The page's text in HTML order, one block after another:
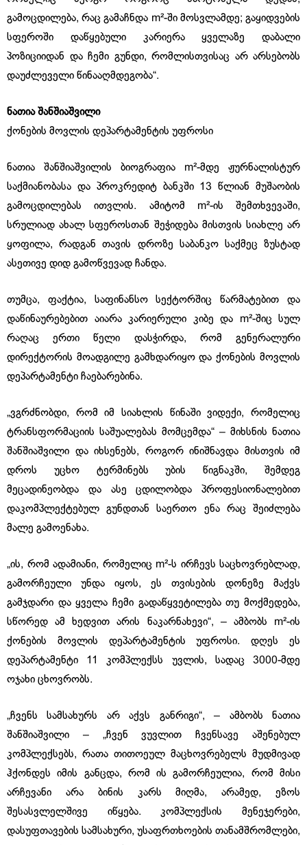
გამოცდილება, რაც გამაჩნდა m²-ში მოსვლამდე; გაყიდვების
სფეროში დაწყებული კარიერა ყველაზე დაბალი
პოზიციიდან და ჩემი გუნდი, რომლისთვისაც არ არსებობს
დაუძლეველი წინააღმდეგობა“.
ნათია შანშიაშვილი
ქონების მოვლის დეპარტამენტის უფროსი
ნათია შანშიაშვილის ბიოგრაფია m²-მდე ჟურნალისტურ
საქმიანობასა და პროკრედიტ ბანკში 13 წლიან მუშაობის
გამოცდილებას ითვლის. ამიტომ m²-ის შემთხვევაში,
სრულიად ახალ სფეროსთან შეჭიდება მისთვის სიახლე არ
ყოფილა, რადგან თავის დროზე საბანკო საქმეც ზუსტად
ასეთივე დიდ გამოწვევად ჩანდა.
თუმცა, ფაქტია, საფინანსო სექტორშიც წარმატებით და
დაწინაურებებით აიარა კარიერული კიბე და m²-შიც სულ
რაღაც ერთი წელი დასჭირდა, რომ გენერალური
დირექტორის მოადგილე გამხდარიყო და ქონების მოვლის
დეპარტამენტი ჩაებარებინა.
„ვგრძნობდი, რომ იმ სიახლის წინაში ვიდექი, რომელიც
ტრანსფორმაციის საშუალებას მომცემდა“ – მიხსნის ნათია
შანშიაშვილი და იხსენებს, როგორ ინიშნავდა მისთვის იმ
დროს უცხო ტერმინებს უბის წიგნაკში, შემდეგ
მეცადინეობდა და ასე ცდილობდა პროფესიონალებით
დაკომპლექტებულ გუნდთან საერთო ენა რაც შეიძლება
მალე გამოენახა.
„ის, რომ ადამიანი, რომელიც m²-ს ირჩევს საცხოვრებლად,
გამორჩეული უნდა იყოს, ეს თვისების დონეზე მაქვს
გამჯდარი და ყველა ჩემი გადაწყვეტილება თუ მოქმედება,
სწორედ ამ ხედვით არის ნაკარნახევი“, – ამბობს m²-ის
ქონების მოვლის დეპარტამენტის უფროსი. დღეს ეს
დეპარტამენტი 11 კომპლექსს უვლის, სადაც 3000-მდე
ოჯახი ცხოვრობს.
„ჩვენს სამსახურს არ აქვს განრიგი“, – ამბობს ნათია
შანშიაშვილი – „ჩვენ ვუვლით ჩვენსავე აშენებულ
კომპლექსებს, რათა თითოეულ მაცხოვრებელს მუდმივად
ჰქონდეს იმის განცდა, რომ ის გამორჩეულია, რომ მისი
არჩევანი არა ბინის კარს მიღმა, არამედ, ეზოს
შესასვლელშივე იწყება. კომპლექსის მენეჯერები,
დასუფთავების სამსახური, უსაფრთხოების თანამშრომლები,